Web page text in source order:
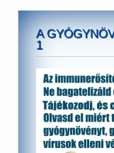
A
1